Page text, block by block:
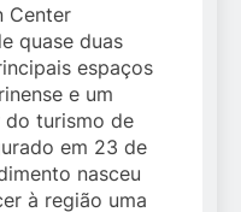
Center
quase duas
espaços
e um
turismo de
em 23 de
nasceu
à região uma